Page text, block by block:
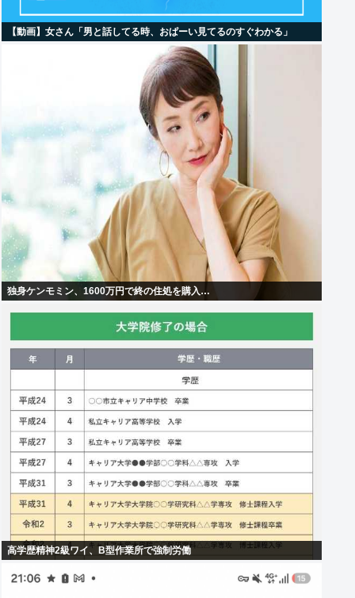
【動画】女さん「男と話してる時、おぱーい見てるのすぐわかる」
独身ケンモミン、1600万円で終の住処を購入…
高学歴精神2級ワイ、B型作業所で強制労働